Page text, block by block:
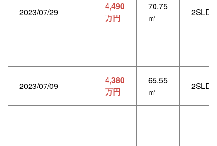
2023/07/29
4,490
万円
70.75
㎡
2SLDK
2023/07/09
4,380
万円
65.55
㎡
2SLDK